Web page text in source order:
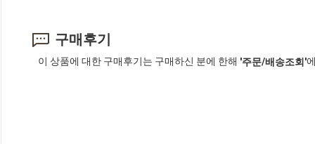
구매후기
이 상품에 대한 구매후기는 구매하신 분에 한해 '주문/배송조회'